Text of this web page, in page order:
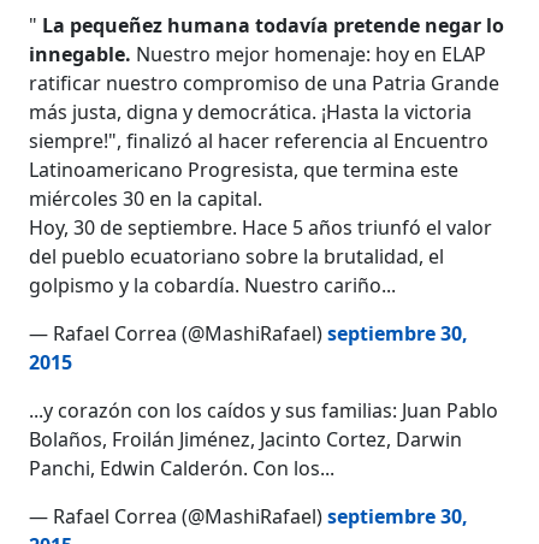
" La pequeñez humana todavía pretende negar lo
innegable. Nuestro mejor homenaje: hoy en ELAP
ratificar nuestro compromiso de una Patria Grande
más justa, digna y democrática. ¡Hasta la victoria
siempre!", finalizó al hacer referencia al Encuentro
Latinoamericano Progresista, que termina este
miércoles 30 en la capital.
Hoy, 30 de septiembre. Hace 5 años triunfó el valor
del pueblo ecuatoriano sobre la brutalidad, el
golpismo y la cobardía. Nuestro cariño...
— Rafael Correa (@MashiRafael)septiembre 30,
2015
...y corazón con los caídos y sus familias: Juan Pablo
Bolaños, Froilán Jiménez, Jacinto Cortez, Darwin
Panchi, Edwin Calderón. Con los...
— Rafael Correa (@MashiRafael)septiembre 30,